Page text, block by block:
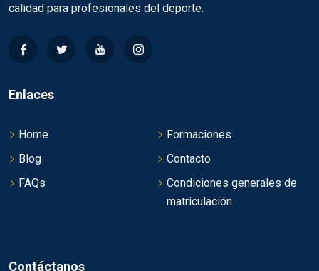
calidad para profesionales del deporte.
Enlaces
Home
Formaciones
Blog
Contacto
FAQs
Condiciones generales de
matriculación
Contáctanos